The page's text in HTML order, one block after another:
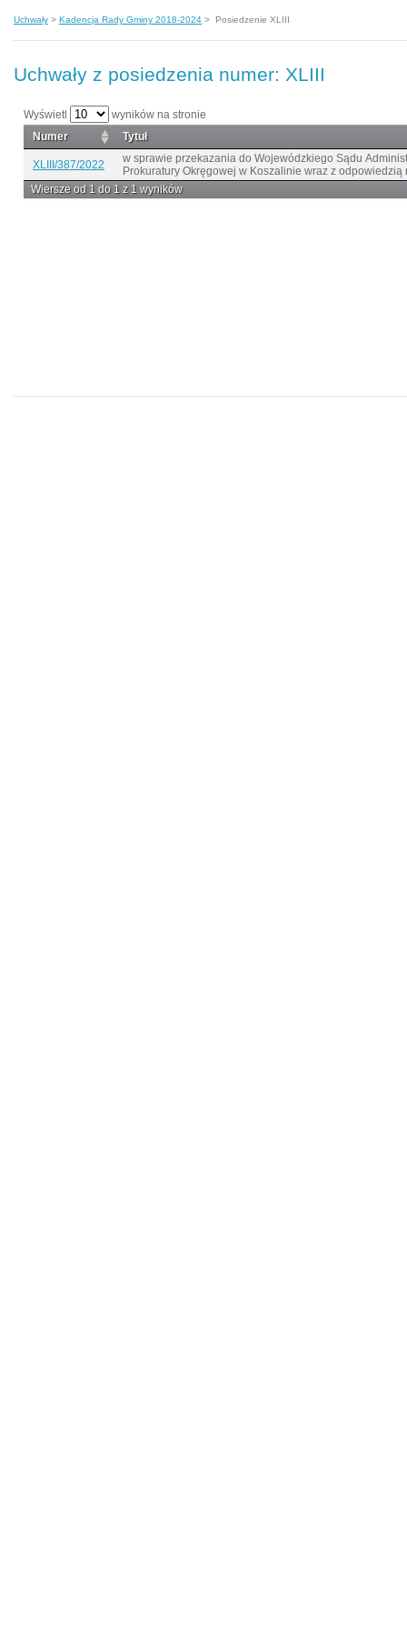
Uchwały > Kadencja Rady Gminy 2018-2024 > Posiedzenie XLIII
Uchwały z posiedzenia numer: XLIII
Wyświetl
wyników na stronie
Numer
Tytuł
XLIII/387/2022
w sprawie przekazania do Wojewódzkiego Sądu
Prokuratury Okręgowej w Koszalinie wraz z odpowiedzią
Wiersze od 1 do 1 z 1 wyników